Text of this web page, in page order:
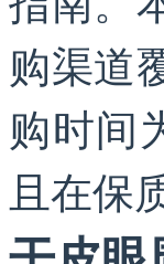
购渠道
购时间
且在保